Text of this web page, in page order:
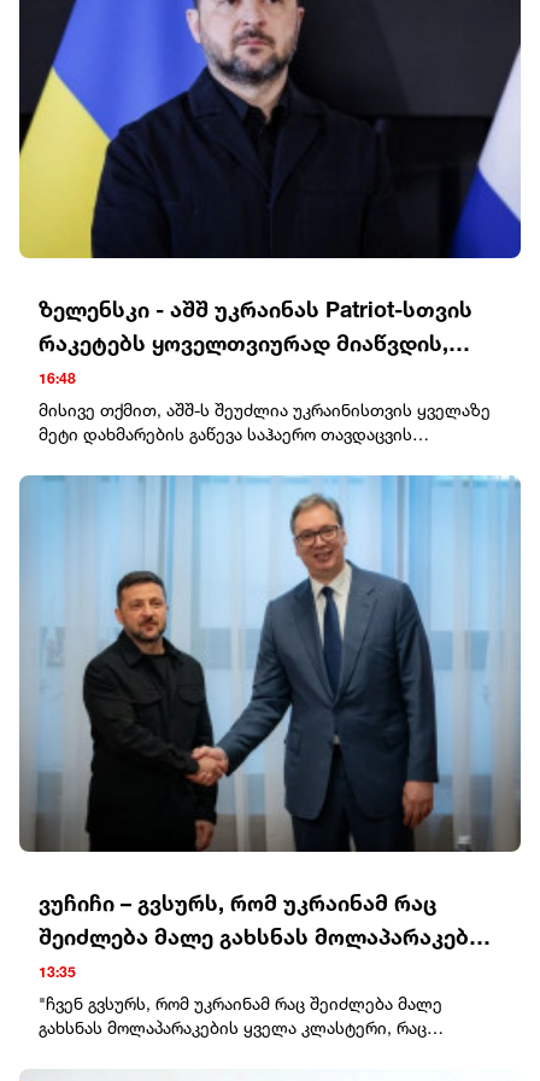
ზელენსკი - აშშ უკრაინას Patriot-სთვის
რაკეტებს ყოველთვიურად მიაწვდის,
ჩვენ შეთანხმება გვაქვს
16:48
მისივე თქმით, აშშ-ს შეუძლია უკრაინისთვის ყველაზე
მეტი დახმარების გაწევა საჰაერო თავდაცვის
რაკეტებს ყოველთვიურად მიაწვდის. ჩვენ შეთანხმება
გვაქვს“, - განაცხადა ზელენსკიმ.ამავდროულად, მან
აღნიშნა, რომ ეს რაკეტები საკმარისი არ იქნება.ბოლო
დროს რუსებმა უკრაინის ქალაქებზე საჰაერო
დარტყმები გააძლიერეს. Patriot-ის სისტემების
რაკეტების დეფიციტის გამო, უკრაინა ბალისტიკური
რაკეტების ჩამოგდებას ვერ ახერხებს. პრეზიდენტმა
ვოლოდიმირ ზელენსკიმ მოუწოდა პარტნიორებს, არ
გადადონ ბალისტიკური რაკეტების ჩამჭრელი
სისტემების მიწოდება, რადგან დაგვიანება
უკრაინელებს სიცოცხლის ფასად უჯდებათ.
ვუჩიჩი – გვსურს, რომ უკრაინამ რაც
შეიძლება მალე გახსნას მოლაპარაკების
ყველა კლასტერი
13:35
"ჩვენ გვსურს, რომ უკრაინამ რაც შეიძლება მალე
გახსნას მოლაპარაკების ყველა კლასტერი, რაც
უკრაინელი ხალხის, უკრაინის ხელმძღვანელობის